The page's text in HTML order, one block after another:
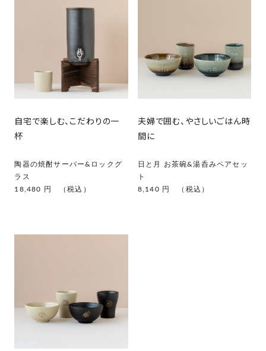
自宅で楽しむ、こだわりの一
杯
陶器の焼酎サーバー&ロックグ
ラス
18,480 円 （税込）
夫婦で囲む、やさしいごはん時
間に
日と月 お茶碗&湯呑みペアセッ
ト
8,140 円 （税込）